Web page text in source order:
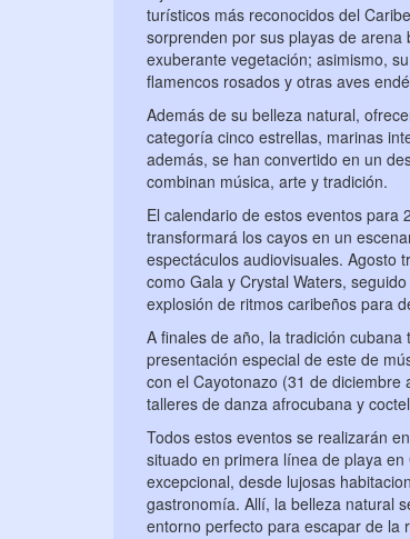
turísticos más reconocidos del
sorprenden por sus playas de
exuberante vegetación; asimismo,
flamencos rosados y otras aves
Además de su belleza natural,
categoría cinco estrellas, marinas
además, se han convertido en un
combinan música, arte y tradición.
El calendario de estos eventos para
transformará los cayos en un
espectáculos audiovisuales. Agosto
como Gala y Crystal Waters,
explosión de ritmos caribeños para
A finales de año, la tradición
presentación especial de este de
con el Cayotonazo (31 de diciembre
talleres de danza afrocubana y
Todos estos eventos se realizarán
situado en primera línea de playa
excepcional, desde lujosas
gastronomía. Allí, la belleza natural
entorno perfecto para escapar de la